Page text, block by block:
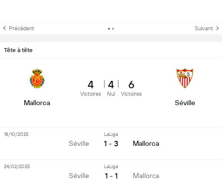
Précédent Suivant
Tête à tête
Mallorca
4
Victoires
4
Nul
6
Victoires
Séville
Séville
LaLiga
1 - 3 Mallorca
18/10/2025
Séville
LaLiga
1 - 1 Mallorca
24/02/2025